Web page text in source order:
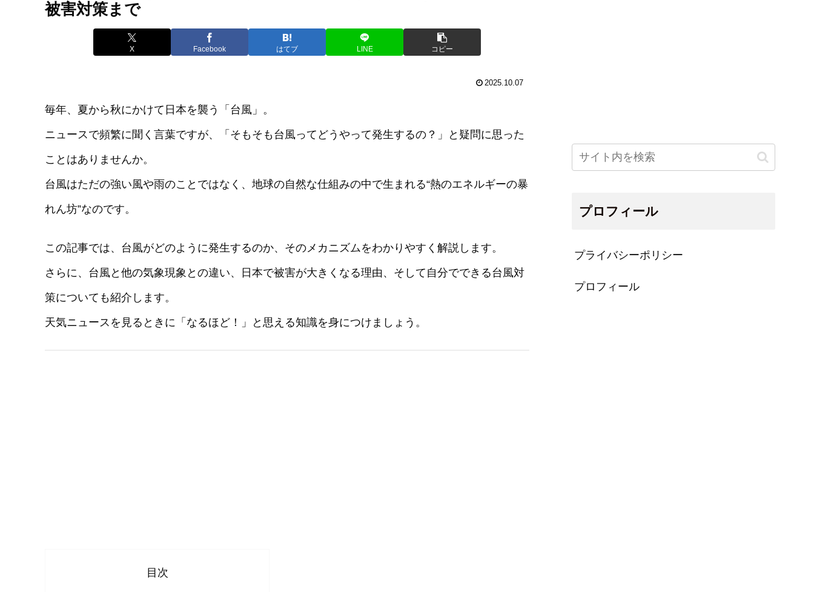
被害対策まで
X Facebook はてブ LINE コピー
2025.10.07
毎年、夏から秋にかけて日本を襲う「台風」。
ニュースで頻繁に聞く言葉ですが、「そもそも台風ってどうやって発生するの？」と疑問に思った
ことはありませんか。
台風はただの強い風や雨のことではなく、地球の自然な仕組みの中で生まれる“熱のエネルギーの暴
れん坊”なのです。
この記事では、台風がどのように発生するのか、そのメカニズムをわかりやすく解説します。
さらに、台風と他の気象現象との違い、日本で被害が大きくなる理由、そして自分でできる台風対
策についても紹介します。
天気ニュースを見るときに「なるほど！」と思える知識を身につけましょう。
目次
プロフィール
プライバシーポリシー
プロフィール